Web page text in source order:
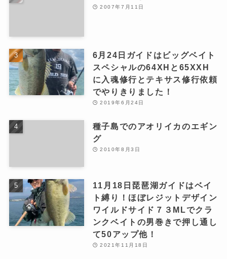
2007年7月11日
6月24日ガイドはビッグベイト
スペシャルの64XHと65XXH
に入魂修行とテキサス修行依頼
でやりきりました！
2019年6月24日
種子島でのアオリイカのエギン
グ
2010年8月3日
11月18日琵琶湖ガイドはベイ
ト縛り！ほぼレジットデザイン
ワイルドサイド７３MLでクラ
ンクベイトの男巻きで押し通し
て50アップ他！
2021年11月18日